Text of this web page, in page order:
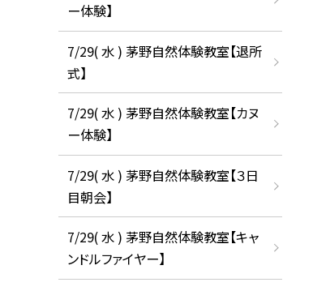
ー体験】
7/29( 水 ) 茅野自然体験教室【退所
式】
7/29( 水 ) 茅野自然体験教室【カヌ
ー体験】
7/29( 水 ) 茅野自然体験教室【３日
目朝会】
7/29( 水 ) 茅野自然体験教室【キャ
ンドルファイヤー】